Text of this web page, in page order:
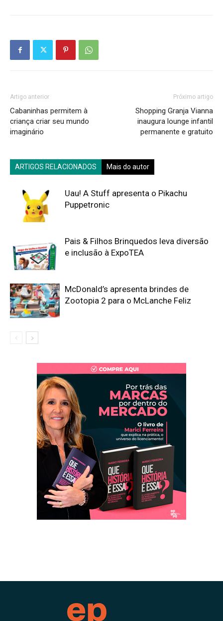
Artigo anterior
Cabaninhas permitem à
criança criar seu mundo
imaginário
Próximo artigo
Shopping Granja Vianna
inaugura lounge infantil
permanente e gratuito
ARTIGOS RELACIONADOS Mais do autor
Uau! A Stuff apresenta o Pikachu
Puppetronic
Pais & Filhos Brinquedos leva diversão
e inclusão à ExpoTEA
McDonald’s apresenta brindes de
Zootopia 2 para o McLanche Feliz